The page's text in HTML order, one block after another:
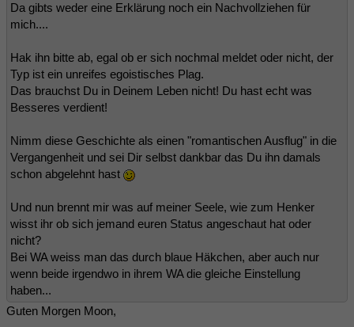
Da gibts weder eine Erklärung noch ein Nachvollziehen für
mich....
Hak ihn bitte ab, egal ob er sich nochmal meldet oder nicht, der
Typ ist ein unreifes egoistisches Plag.
Das brauchst Du in Deinem Leben nicht! Du hast echt was
Besseres verdient!
Nimm diese Geschichte als einen "romantischen Ausflug" in die
Vergangenheit und sei Dir selbst dankbar das Du ihn damals
schon abgelehnt hast
Und nun brennt mir was auf meiner Seele, wie zum Henker
wisst ihr ob sich jemand euren Status angeschaut hat oder
nicht?
Bei WA weiss man das durch blaue Häkchen, aber auch nur
wenn beide irgendwo in ihrem WA die gleiche Einstellung
haben...
Guten Morgen Moon,